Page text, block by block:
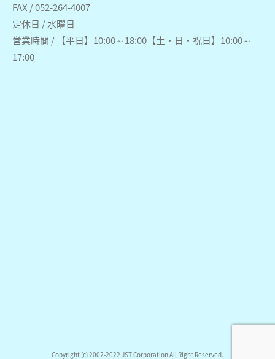
FAX / 052-264-4007
定休日 / 水曜日
営業時間 / 【平日】10:00～18:00【土・日・祝日】10:00～
17:00
Copyright (c) 2002-2022 JST Corporation All Right Reserved.